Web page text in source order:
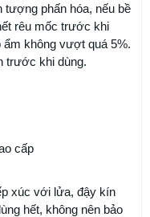
tượng phấn hóa, nếu bề
rêu mốc trước khi
không vượt quá 5%.
trước khi dùng.
cấp
xúc với lửa, đậy kín
hết, không nên bảo